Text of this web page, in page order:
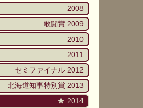
2008
敢闘賞 2009
2010
2011
セミファイナル 2012
北海道知事特別賞 2013
2014